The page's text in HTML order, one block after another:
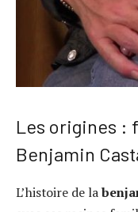
Les origines :
Benjamin
L’histoire de la